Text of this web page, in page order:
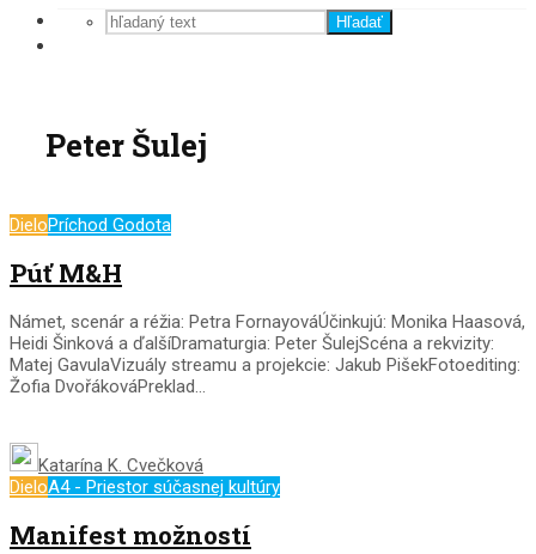
Hľadať
Peter Šulej
DieloPríchod Godota
Púť M&H
Námet, scenár a réžia: Petra FornayováÚčinkujú: Monika Haasová,
Heidi Šinková a ďalšíDramaturgia: Peter ŠulejScéna a rekvizity:
Matej GavulaVizuály streamu a projekcie: Jakub PišekFotoediting:
Žofia DvořákováPreklad...
Katarína K. Cvečková
DieloA4 - Priestor súčasnej kultúry
Manifest možností